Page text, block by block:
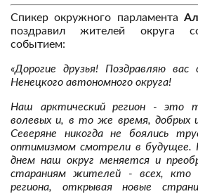
Спикер окружного парламента
поздравил жителей округа
событием:
«Дорогие друзья! Поздравляю вас
Ненецкого автономного округа!
Наш арктический регион - это
волевых и, в то же время, добрых
Северяне никогда не боялись
оптимизмом смотрели в будущее.
днем наш округ меняется и
стараниям жителей - всех, кто
региона, открывая новые